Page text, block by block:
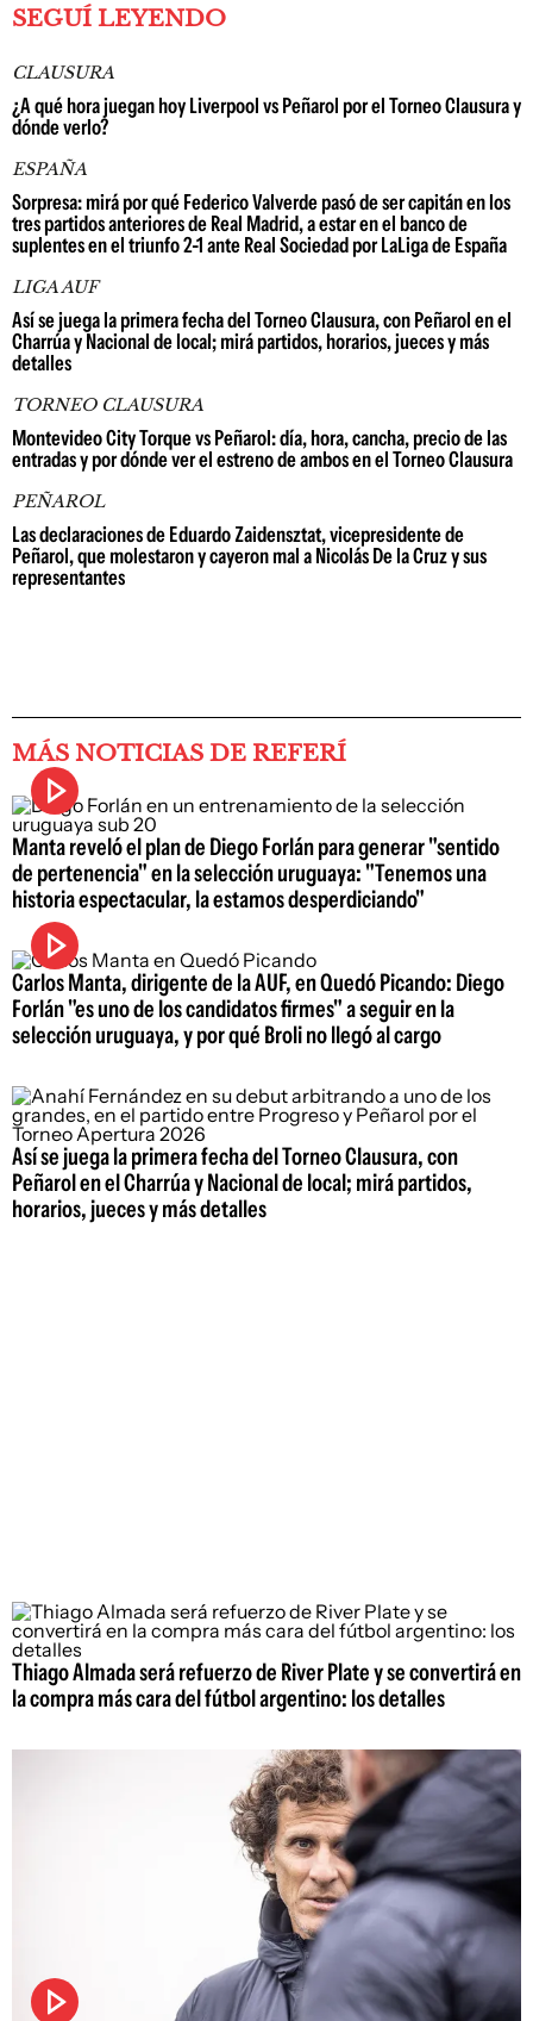
SEGUÍ LEYENDO
CLAUSURA
¿A qué hora juegan hoy Liverpool vs Peñarol por el Torneo Clausura y
dónde verlo?
ESPAÑA
Sorpresa: mirá por qué Federico Valverde pasó de ser capitán en los
tres partidos anteriores de Real Madrid, a estar en el banco de
suplentes en el triunfo 2-1 ante Real Sociedad por LaLiga de España
LIGA AUF
Así se juega la primera fecha del Torneo Clausura, con Peñarol en el
Charrúa y Nacional de local; mirá partidos, horarios, jueces y más
detalles
TORNEO CLAUSURA
Montevideo City Torque vs Peñarol: día, hora, cancha, precio de las
entradas y por dónde ver el estreno de ambos en el Torneo Clausura
PEÑAROL
Las declaraciones de Eduardo Zaidensztat, vicepresidente de
Peñarol, que molestaron y cayeron mal a Nicolás De la Cruz y sus
representantes
MÁS NOTICIAS DE REFERÍ
Manta reveló el plan de Diego Forlán para generar "sentido
de pertenencia" en la selección uruguaya: "Tenemos una
historia espectacular, la estamos desperdiciando"
Carlos Manta, dirigente de la AUF, en Quedó Picando: Diego
Forlán "es uno de los candidatos firmes" a seguir en la
selección uruguaya, y por qué Broli no llegó al cargo
Así se juega la primera fecha del Torneo Clausura, con
Peñarol en el Charrúa y Nacional de local; mirá partidos,
horarios, jueces y más detalles
Thiago Almada será refuerzo de River Plate y se convertirá en
la compra más cara del fútbol argentino: los detalles